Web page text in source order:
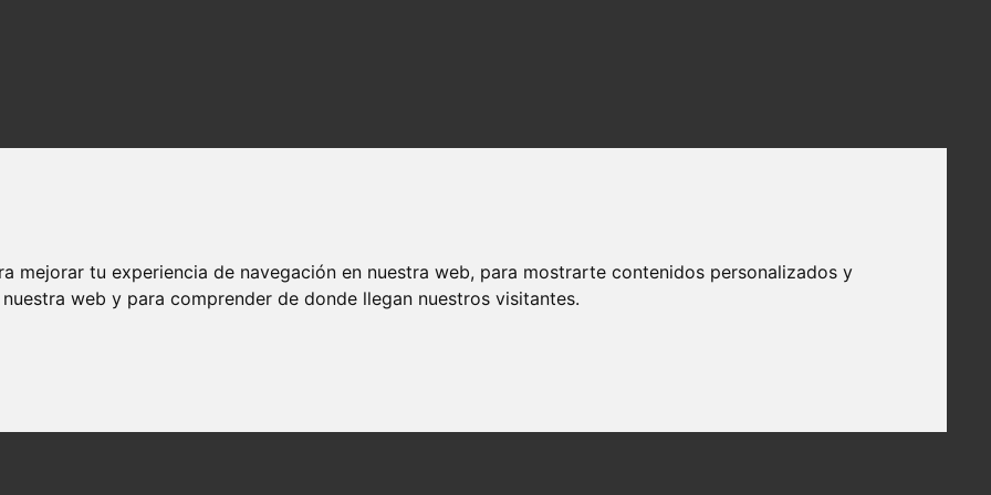
mejorar tu experiencia de navegación en nuestra web, para mostrarte contenidos personalizados y
web y para comprender de donde llegan nuestros visitantes.